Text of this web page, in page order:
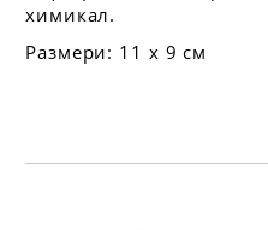
химикал.
Размери: 11 х 9 см